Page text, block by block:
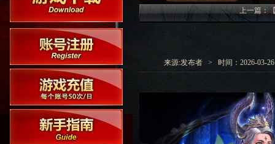
上一篇：
来源:发布者 > 时间：2026-03-26